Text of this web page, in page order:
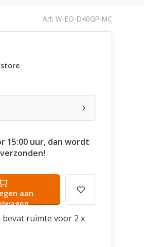
Art: W-EO-D40GP-MC
15:00 uur, dan wordt
aan
ruimte voor 2 x